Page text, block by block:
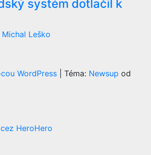
systém dotlačil k
Michal Leško
WordPress Téma: Newsup od
HeroHero